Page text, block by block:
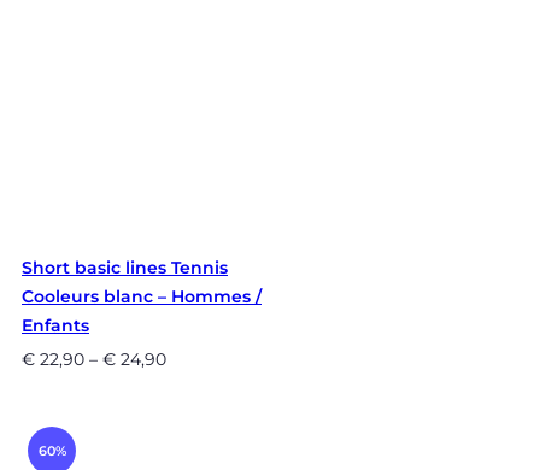
Short basic lines Tennis
Cooleurs blanc – Hommes /
Enfants
€ 22,90 – € 24,90
60%